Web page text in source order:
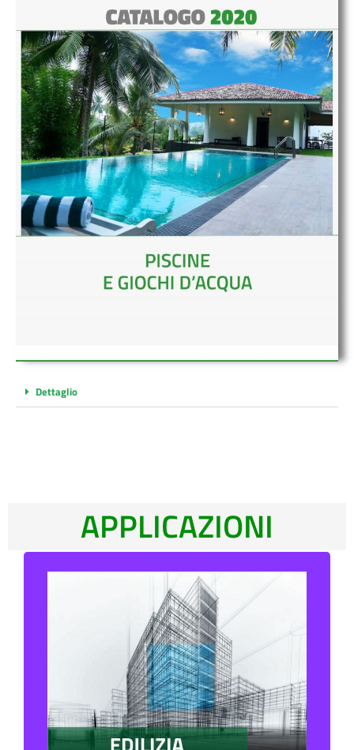
Dettaglio
APPLICAZIONI
TUBI PVC
TUBI PLUVIALI IN GHISA
TUBI PP AUTOESTINGUENTI
RACCORDERIA
ACCESSORI EDILIZIA
PIANI PER CAMINI